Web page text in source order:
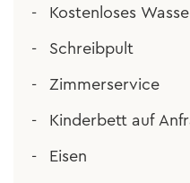
Kostenloses
Schreibpult
Zimmerservice
Kinderbett auf
Eisen